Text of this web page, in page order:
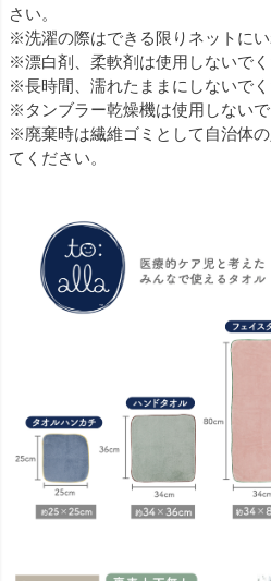
さい。
※洗濯の際はできる限りネットにい
※漂白剤、柔軟剤は使用しないでく
※長時間、濡れたままにしないでく
※タンブラー乾燥機は使用しないで
※廃棄時は繊維ゴミとして自治体
てください。